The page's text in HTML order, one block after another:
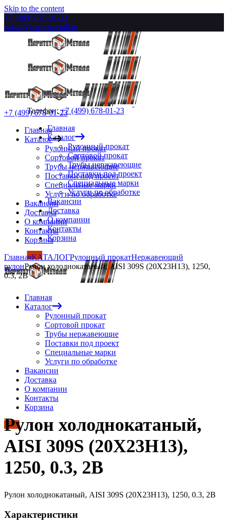
Skip to the content
+7 (499) 678-01-23
zakaz@paritetmetall.ru
Телефон:+7 (499) 678-01-23
Главная
Каталог
Рулонный прокат
Сортовой прокат
Трубы нержавеющие
Поставки под проект
Специальные марки
Услуги по обработке
Вакансии
Доставка
О компании
Контакты
Корзина
Главная
Каталог
Рулонный прокат
Сортовой прокат
Трубы нержавеющие
Поставки под проект
Специальные марки
Услуги по обработке
Вакансии
Доставка
О компании
Контакты
Корзина
+7 (499) 678-01-23
Главная
Каталог
Рулонный прокат
Сортовой прокат
Трубы нержавеющие
Поставки под проект
Специальные марки
Услуги по обработке
Вакансии
Доставка
О компании
Контакты
Корзина
ГлавнаяКАТАЛОГРулонный прокатНержавеющий
рулонРулон холоднокатаный, AISI 309S (20Х23Н13), 1250,
0.3, 2B
Рулон холоднокатаный,
AISI 309S (20Х23Н13),
1250, 0.3, 2B
Рулон холоднокатаный, AISI 309S (20Х23Н13), 1250, 0.3, 2B
Характеристики